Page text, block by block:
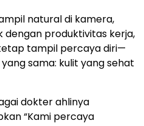
natural di kamera,
dengan produktivitas kerja,
tampil percaya diri—
sama: kulit yang sehat
dokter ahlinya
“Kami percaya